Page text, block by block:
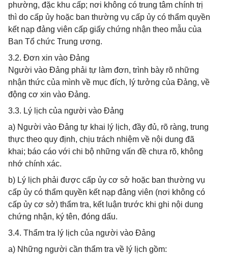
phường, đặc khu cấp; nơi không có trung tâm chính trị
thì do cấp ủy hoặc ban thường vụ cấp ủy có thẩm quyền
kết nạp đảng viên cấp giấy chứng nhận theo mẫu của
Ban Tổ chức Trung ương.
3.2. Đơn xin vào Đảng
Người vào Đảng phải tự làm đơn, trình bày rõ những
nhận thức của mình về mục đích, lý tưởng của Đảng, về
động cơ xin vào Đảng.
3.3. Lý lịch của người vào Đảng
a) Người vào Đảng tự khai lý lịch, đầy đủ, rõ ràng, trung
thực theo quy định, chịu trách nhiệm về nội dung đã
khai; báo cáo với chi bộ những vấn đề chưa rõ, không
nhớ chính xác.
b) Lý lịch phải được cấp ủy cơ sở hoặc ban thường vụ
cấp ủy có thẩm quyền kết nạp đảng viên (nơi không có
cấp ủy cơ sở) thẩm tra, kết luận trước khi ghi nội dung
chứng nhận, ký tên, đóng dấu.
3.4. Thẩm tra lý lịch của người vào Đảng
a) Những người cần thẩm tra về lý lịch gồm: